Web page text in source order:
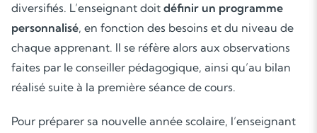
diversifiés. L’enseignant doit définir un programme
personnalisé, en fonction des besoins et du niveau de
chaque apprenant. Il se réfère alors aux observations
faites par le conseiller pédagogique, ainsi qu’au bilan
réalisé suite à la première séance de cours.
Pour préparer sa nouvelle année scolaire, l’enseignant